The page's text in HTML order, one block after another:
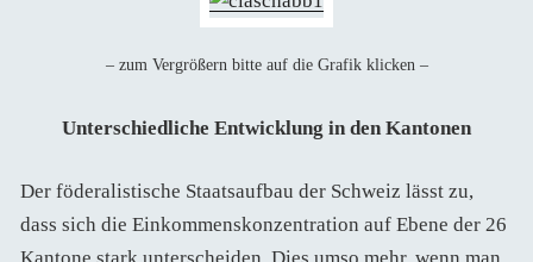
– zum Vergrößern bitte auf die Grafik klicken –
Unterschiedliche Entwicklung in den Kantonen
Der föderalistische Staatsaufbau der Schweiz lässt zu,
dass sich die Einkommenskonzentration auf Ebene der 26